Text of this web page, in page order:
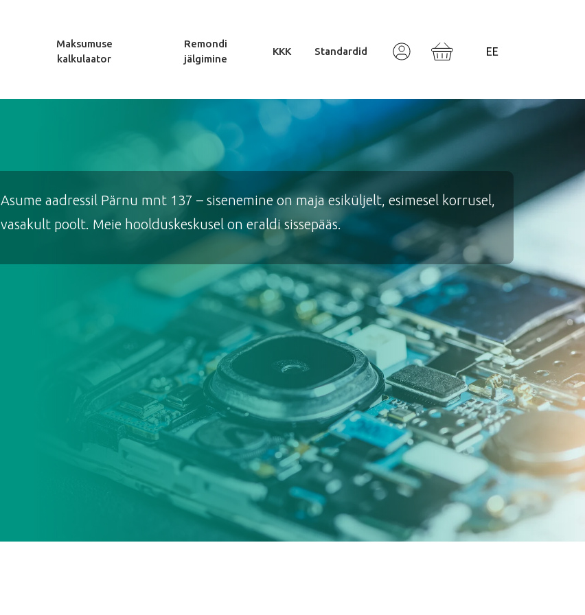
Maksumuse
kalkulaator
Remondi
jälgimine
KKK Standardid
Asume aadressil Pärnu mnt 137 – sisenemine on maja esiküljelt, esimesel korrusel,
vasakult poolt. Meie hoolduskeskusel on eraldi sissepääs.